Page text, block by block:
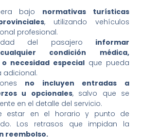
bajo normativas turísticas
, utilizando vehículos
profesional.
del pasajero informar
condición médica,
necesidad especial que pueda
adicional.
no incluyen entradas a
u opcionales, salvo que se
en el detalle del servicio.
estar en el horario y punto de
Los retrasos que impidan la
reembolso.